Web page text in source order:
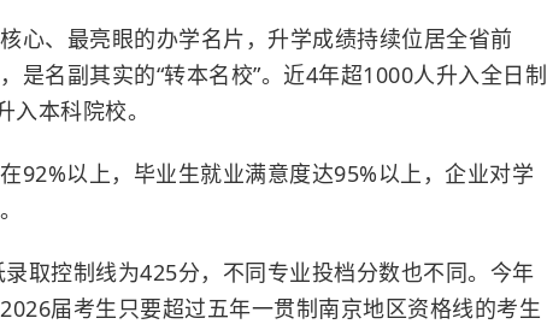
心、最亮眼的办学名片，升学成绩持续位居全省前
是名副其实的“转本名校”。近4年超1000人升入全日制
本科院校。
92%以上，毕业生就业满意度达95%以上，企业对学
取控制线为425分，不同专业投档分数也不同。今年
届考生只要超过五年一贯制南京地区资格线的考生